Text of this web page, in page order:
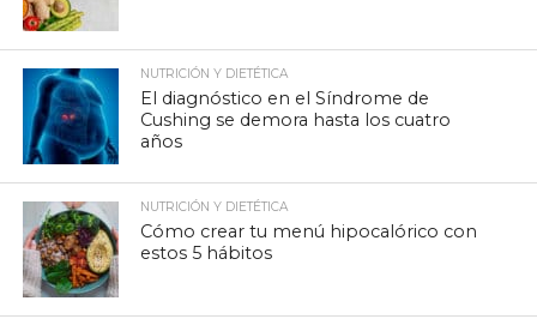
NUTRICIÓN Y DIETÉTICA
El diagnóstico en el Síndrome de
Cushing se demora hasta los cuatro
años
NUTRICIÓN Y DIETÉTICA
Cómo crear tu menú hipocalórico con
estos 5 hábitos